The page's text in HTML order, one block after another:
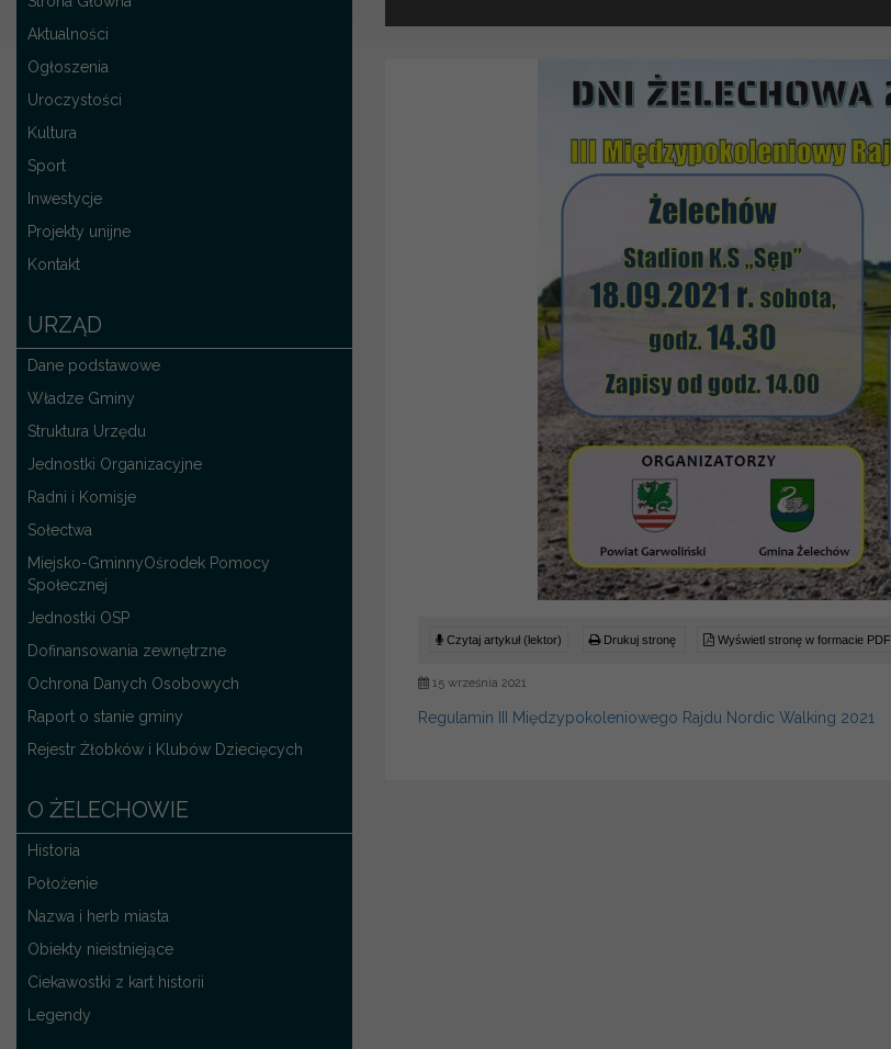
Aktualności
Ogłoszenia
Uroczystości
Kultura
Sport
Inwestycje
Projekty unijne
Kontakt
URZĄD
Dane podstawowe
Władze Gminy
Struktura Urzędu
Jednostki Organizacyjne
Radni i Komisje
Sołectwa
Miejsko-GminnyOśrodek Pomocy
Społecznej
Jednostki OSP
Dofinansowania zewnętrzne
Ochrona Danych Osobowych
Raport o stanie gminy
Rejestr Żłobków i Klubów Dziecięcych
O ŻELECHOWIE
Historia
Położenie
Nazwa i herb miasta
Obiekty nieistniejące
Ciekawostki z kart historii
Legendy
Czytaj artykuł (lektor) Drukuj stronę Wyświetl stronę w formacie PDF
15 września 2021
Regulamin III Międzypokoleniowego Rajdu Nordic Walking 2021